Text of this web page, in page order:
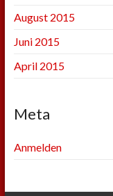
August 2015
Juni 2015
April 2015
Meta
Anmelden